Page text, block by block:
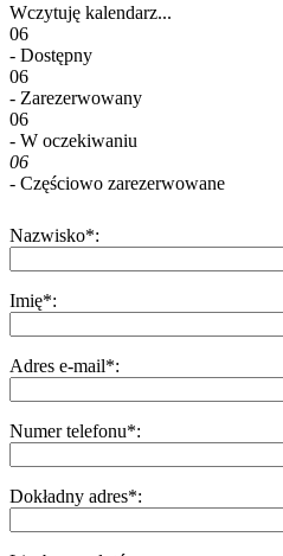
Wczytuję kalendarz...
06
- Dostępny
06
- Zarezerwowany
06
- W oczekiwaniu
06
- Częściowo zarezerwowane
Nazwisko*:
Imię*:
Adres e-mail*:
Numer telefonu*:
Dokładny adres*: